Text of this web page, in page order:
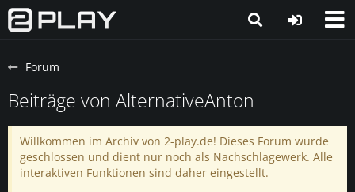
Forum
Beiträge von AlternativeAnton
Willkommen im Archiv von 2-play.de! Dieses Forum wurde
geschlossen und dient nur noch als Nachschlagewerk. Alle
interaktiven Funktionen sind daher eingestellt.